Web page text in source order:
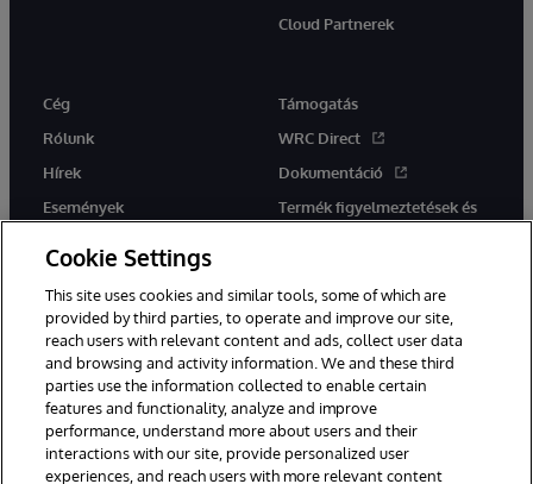
Cloud Partnerek
Cég
Rólunk
Hírek
Események
Támogatás
WRC Direct
Dokumentáció
Termék figyelmeztetések és
tanácsok
Ez a weboldal gépi fordítást használ. Bármilyen fordítási konfliktus
esetén az oldal angol nyelvű változata élvez elsőbbséget.
© 1996-2026 InterSystems Corporation, Boston, MA. Minden jog
fenntartva.
Cookie Settings
This site uses cookies and similar tools, some of which are
provided by third parties, to operate and improve our site,
reach users with relevant content and ads, collect user data
and browsing and activity information. We and these third
parties use the information collected to enable certain
features and functionality, analyze and improve
performance, understand more about users and their
interactions with our site, provide personalized user
experiences, and reach users with more relevant content